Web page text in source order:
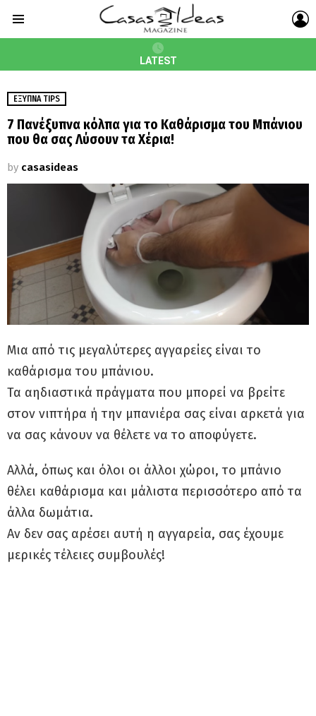
LATEST
ΈΞΥΠΝΑ TIPS
7 Πανέξυπνα κόλπα για το Καθάρισμα του Μπάνιου
που θα σας Λύσουν τα Χέρια!
by casasideas
Μια από τις μεγαλύτερες αγγαρείες είναι το
καθάρισμα του μπάνιου.
Τα αηδιαστικά πράγματα που μπορεί να βρείτε
στον νιπτήρα ή την μπανιέρα σας είναι αρκετά για
να σας κάνουν να θέλετε να το αποφύγετε.
Αλλά, όπως και όλοι οι άλλοι χώροι, το μπάνιο
θέλει καθάρισμα και μάλιστα περισσότερο από τα
άλλα δωμάτια.
Αν δεν σας αρέσει αυτή η αγγαρεία, σας έχουμε
μερικές τέλειες συμβουλές!